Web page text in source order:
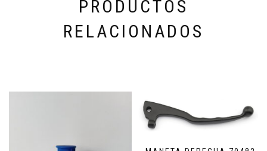
PRODUCTOS
RELACIONADOS